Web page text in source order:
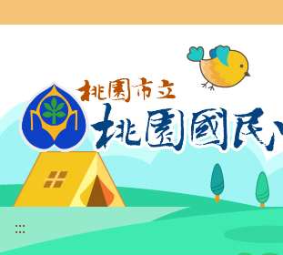
:::